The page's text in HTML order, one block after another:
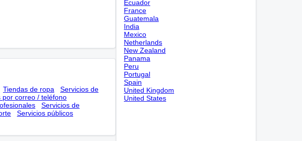
Tiendas de ropa
Servicios de
por correo / teléfono
Servicios de
Servicios públicos
Ecuador
France
Guatemala
India
Mexico
Netherlands
New Zealand
Panama
Peru
Portugal
Spain
United Kingdom
United States